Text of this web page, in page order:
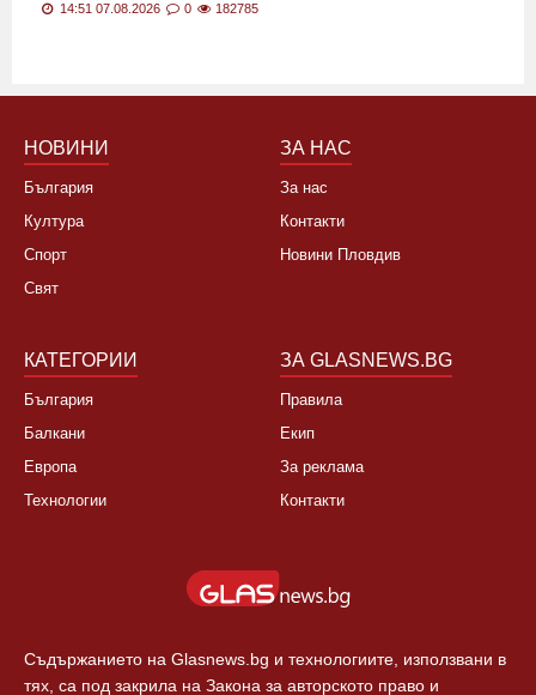
14:51 07.08.2026 0 182785
НОВИНИ
България
Култура
Спорт
Свят
ЗА НАС
За нас
Контакти
Новини Пловдив
КАТЕГОРИИ
България
Балкани
Европа
Технологии
ЗА GLASNEWS.BG
Правила
Екип
За реклама
Контакти
Съдържанието на Glasnews.bg и технологиите, използвани в
тях, са под закрила на Закона за авторското право и